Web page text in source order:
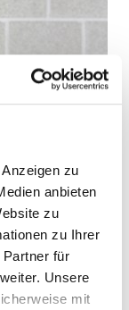
zu
anbieten
zu
zu Ihrer
für
Unsere
mit